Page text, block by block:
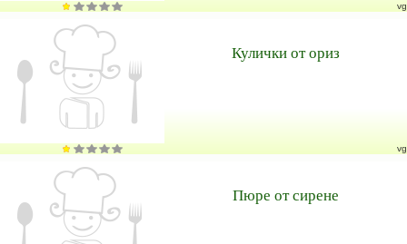
vg
Кулички от ориз
vg
Пюре от сирене